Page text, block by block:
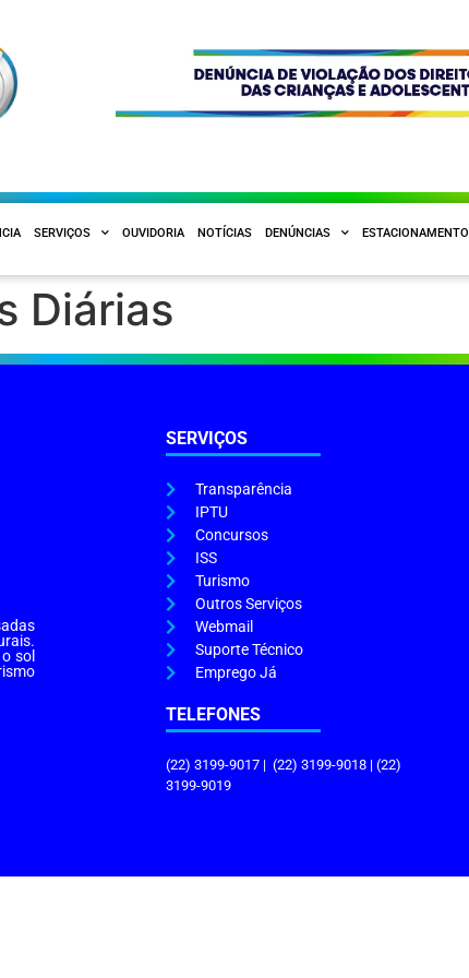
SERVIÇOS OUVIDORIA NOTÍCIAS DENÚNCIAS ESTACIONAMENTO
Diárias
sol
SERVIÇOS
Transparência
IPTU
Concursos
ISS
Turismo
Outros Serviços
Webmail
Suporte Técnico
Emprego Já
TELEFONES
(22) 3199-9017 | (22) 3199-9018 | (22)
3199-9019